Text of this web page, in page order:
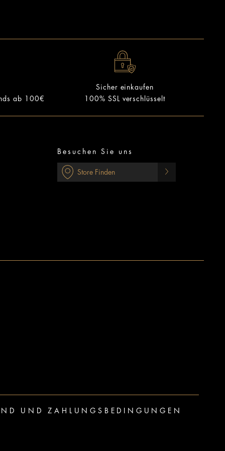
ab 100€
Sicher einkaufen
100% SSL verschlüsselt
Besuchen Sie uns
UND ZAHLUNGSBEDINGUNGEN